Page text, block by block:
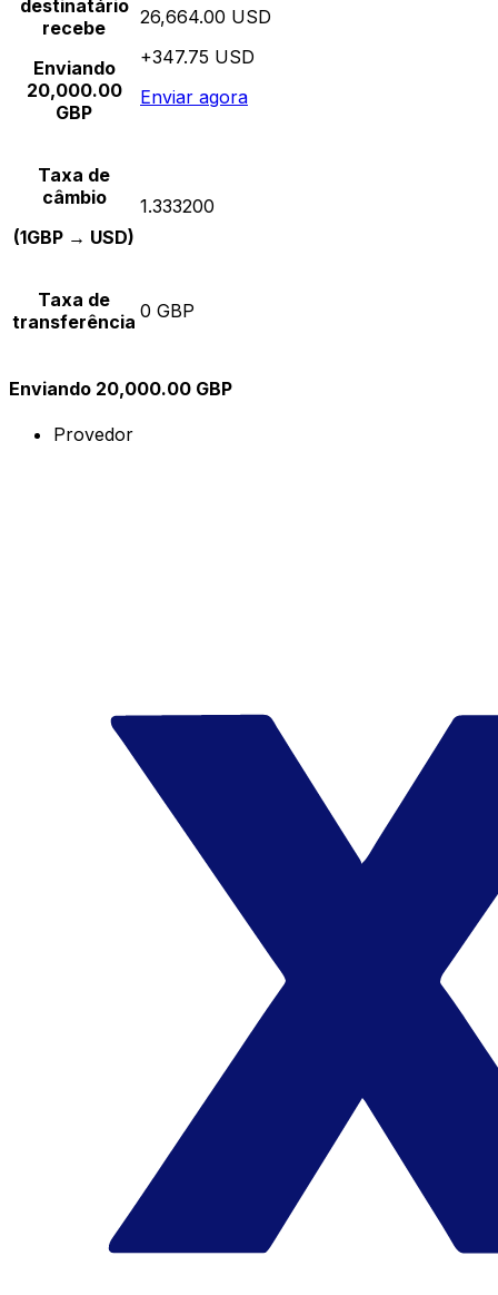
destinatário
recebe
Enviando
20,000.00
GBP
26,664.00 USD
+347.75 USD
Enviar agora
Taxa de
câmbio
(1GBP → USD)
1.333200
Taxa de
transferência 0 GBP
Enviando 20,000.00 GBP
Provedor